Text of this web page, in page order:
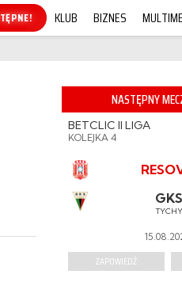
KLUB BIZNES
NASTĘPNY
BETCLIC II LIGA
KOLEJKA 4
GKS
TYCHY
ZAPOWIEDŹ